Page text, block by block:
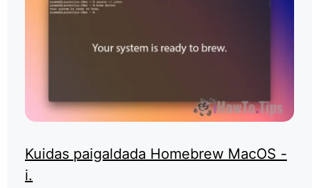
Kuidas paigaldada Homebrew MacOS -
i.